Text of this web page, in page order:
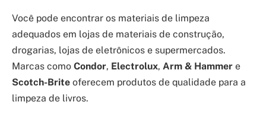
Você pode encontrar os materiais de limpeza
adequados em lojas de materiais de construção,
drogarias, lojas de eletrônicos e supermercados.
Marcas como Condor, Electrolux, Arm & Hammer e
Scotch-Brite oferecem produtos de qualidade para a
limpeza de livros.